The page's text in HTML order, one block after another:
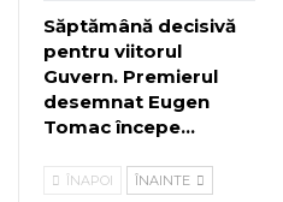
Săptămână decisivă
pentru viitorul
Guvern. Premierul
desemnat Eugen
Tomac începe…
ÎNAPOI ÎNAINTE